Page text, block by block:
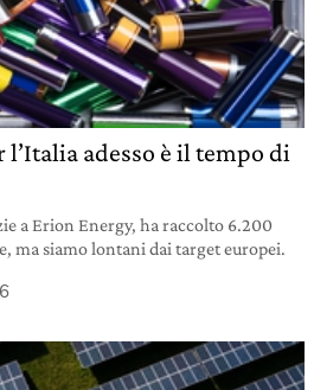
l’Italia adesso è il tempo di
a Erion Energy, ha raccolto 6.200
ma siamo lontani dai target europei.